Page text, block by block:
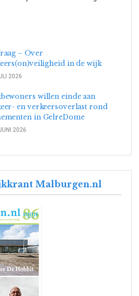
– Over
in de wijk
2026
willen einde aan
en verkeersoverlast rond
in GelreDome
2026
Malburgen.nl